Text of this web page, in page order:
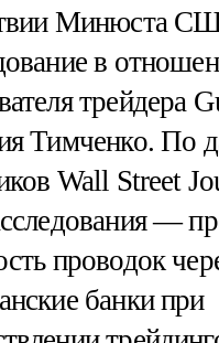
Минюста
в
трейдера
Тимченко. По
Wall Street
—
проводок
банки при